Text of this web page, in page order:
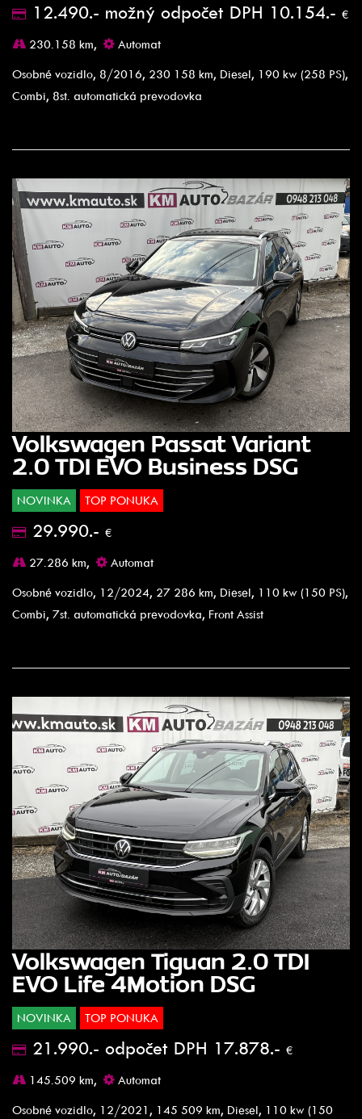
12.490.- možný odpočet DPH 10.154.- €
230.158 km,
Automat
Osobné vozidlo, 8/2016, 230 158 km, Diesel, 190 kw (258 PS),
Combi, 8st. automatická prevodovka
Volkswagen Passat Variant
2.0 TDI EVO Business DSG
NOVINKA TOP PONUKA
29.990.- €
27.286 km,
Automat
Osobné vozidlo, 12/2024, 27 286 km, Diesel, 110 kw (150 PS),
Combi, 7st. automatická prevodovka, Front Assist
Volkswagen Tiguan 2.0 TDI
EVO Life 4Motion DSG
NOVINKA TOP PONUKA
21.990.- odpočet DPH 17.878.- €
145.509 km,
Automat
Osobné vozidlo, 12/2021, 145 509 km, Diesel, 110 kw (150